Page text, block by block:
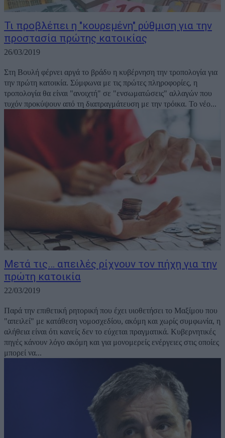
Τι προβλέπει η "κουρεμένη" ρύθμιση για την
προστασία πρώτης κατοικίας
26/03/2019
Στη Βουλή φέρνει αργά το βράδυ η κυβέρνηση την τροπολογία για
την πρώτη κατοικία. Σύμφωνα με τις πρώτες πληροφορίες, η
τροπολογία θα είναι "ανοιχτή" σε "ενσωματώσεις" αλλαγών που
τυχόν προκύψουν από τη διαπραγμάτευση με την τρόικα. Το νέο...
Μετά τις… απειλές ρίχνουν τον πήχη για την
πρώτη κατοικία
22/03/2019
Παρά την επιθετική ρητορική που έχει υιοθετήσει το Μαξίμου που
"απειλεί" με κατάθεση νομοσχεδίου, ακόμη και χωρίς συμφωνία, η
αλήθεια είναι ότι κανείς δεν το εύχεται πραγματικά. Κυβερνητικές
πηγές κάνουν λόγο ακόμη και για μονομερείς ενέργειες στις οποίες
μπορεί να...